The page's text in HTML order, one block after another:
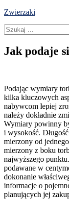
Skip
content
Zwierzaki
Szukaj:
Jak podaje
Podając wymiary
kilka kluczowych
nabywcom lepiej
należy dokładnie
Wymiary powinny
i wysokość.
mierzony od
mierzony z boku
najwyższego
podawane w
dokonanie
informacje o
planujących jej